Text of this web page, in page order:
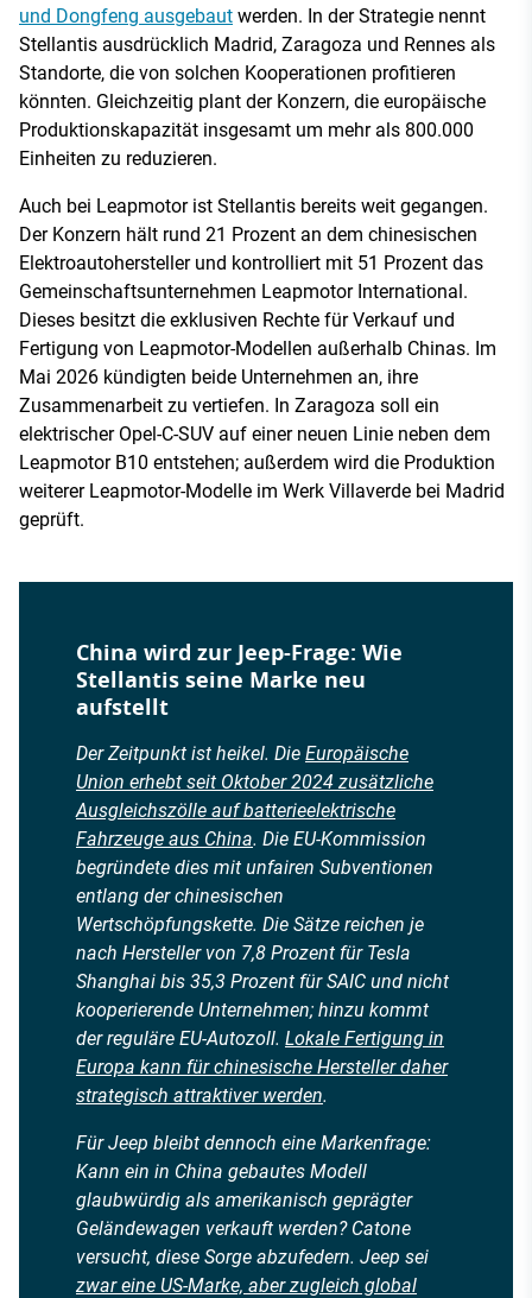
und Dongfeng ausgebaut werden. In der Strategie nennt
Stellantis ausdrücklich Madrid, Zaragoza und Rennes als
Standorte, die von solchen Kooperationen profitieren
könnten. Gleichzeitig plant der Konzern, die europäische
Produktionskapazität insgesamt um mehr als 800.000
Einheiten zu reduzieren.
Auch bei Leapmotor ist Stellantis bereits weit gegangen.
Der Konzern hält rund 21 Prozent an dem chinesischen
Elektroautohersteller und kontrolliert mit 51 Prozent das
Gemeinschaftsunternehmen Leapmotor International.
Dieses besitzt die exklusiven Rechte für Verkauf und
Fertigung von Leapmotor-Modellen außerhalb Chinas. Im
Mai 2026 kündigten beide Unternehmen an, ihre
Zusammenarbeit zu vertiefen. In Zaragoza soll ein
elektrischer Opel-C-SUV auf einer neuen Linie neben dem
Leapmotor B10 entstehen; außerdem wird die Produktion
weiterer Leapmotor-Modelle im Werk Villaverde bei Madrid
geprüft.
China wird zur Jeep-Frage: Wie
Stellantis seine Marke neu
aufstellt
Der Zeitpunkt ist heikel. Die Europäische
Union erhebt seit Oktober 2024 zusätzliche
Ausgleichszölle auf batterieelektrische
Fahrzeuge aus China. Die EU-Kommission
begründete dies mit unfairen Subventionen
entlang der chinesischen
Wertschöpfungskette. Die Sätze reichen je
nach Hersteller von 7,8 Prozent für Tesla
Shanghai bis 35,3 Prozent für SAIC und nicht
kooperierende Unternehmen; hinzu kommt
der reguläre EU-Autozoll. Lokale Fertigung in
Europa kann für chinesische Hersteller daher
strategisch attraktiver werden.
Für Jeep bleibt dennoch eine Markenfrage:
Kann ein in China gebautes Modell
glaubwürdig als amerikanisch geprägter
Geländewagen verkauft werden? Catone
versucht, diese Sorge abzufedern. Jeep sei
zwar eine US-Marke, aber zugleich global